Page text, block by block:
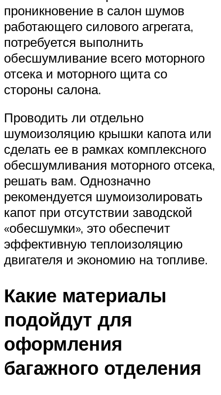
проникновение в салон шумов
работающего силового агрегата,
потребуется выполнить
обесшумливание всего моторного
отсека и моторного щита со
стороны салона.
Проводить ли отдельно
шумоизоляцию крышки капота или
сделать ее в рамках комплексного
обесшумливания моторного отсека,
решать вам. Однозначно
рекомендуется шумоизолировать
капот при отсутствии заводской
«обесшумки», это обеспечит
эффективную теплоизоляцию
двигателя и экономию на топливе.
Какие материалы
подойдут для
оформления
багажного отделения